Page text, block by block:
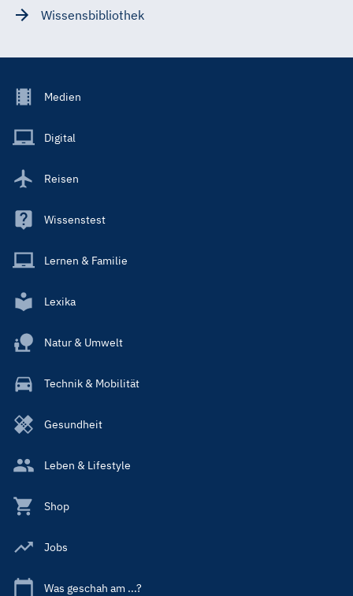
Wissensbibliothek
Footer
Main
Medien
Digital
Reisen
Wissenstest
Lernen & Familie
Lexika
Natur & Umwelt
Technik & Mobilität
Gesundheit
Leben & Lifestyle
Shop
Jobs
Was geschah am ...?